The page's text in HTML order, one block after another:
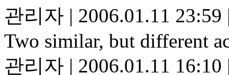
관리자 | 2006.01.11 23:59
Two similar, but different
관리자 | 2006.01.11 16:10